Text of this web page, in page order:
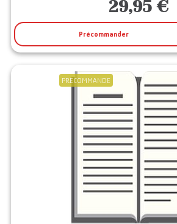
29,95 €
Précommander
PRECOMMANDE